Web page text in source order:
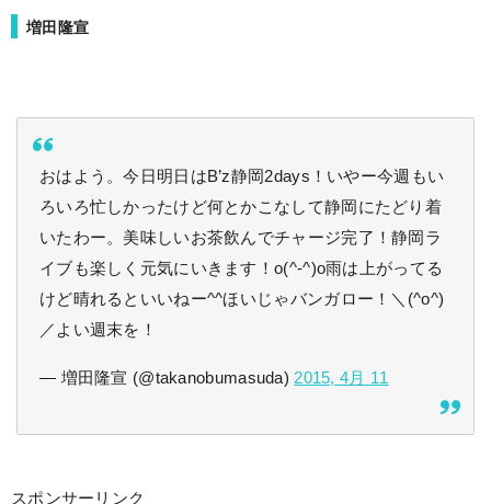
増田隆宣
おはよう。今日明日はB’z静岡2days！いやー今週もい
ろいろ忙しかったけど何とかこなして静岡にたどり着
いたわー。美味しいお茶飲んでチャージ完了！静岡ラ
イブも楽しく元気にいきます！o(^-^)o雨は上がってる
けど晴れるといいねー^^ほいじゃバンガロー！＼(^o^)
／よい週末を！
— 増田隆宣 (@takanobumasuda) 2015, 4月 11
スポンサーリンク